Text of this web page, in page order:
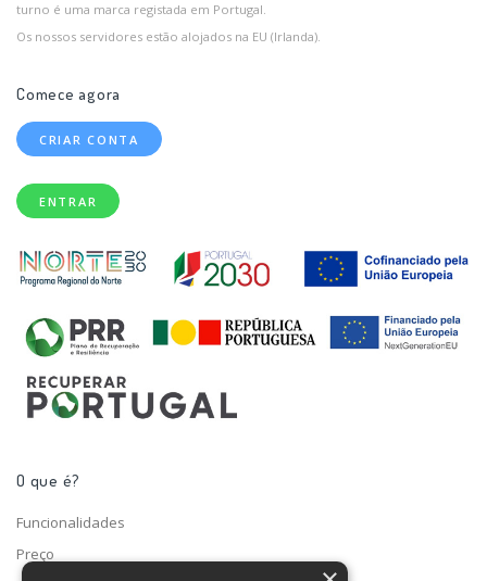
turno é uma marca registada em Portugal.
Os nossos servidores estão alojados na EU (Irlanda).
Comece agora
CRIAR CONTA
ENTRAR
O que é?
Funcionalidades
Preço